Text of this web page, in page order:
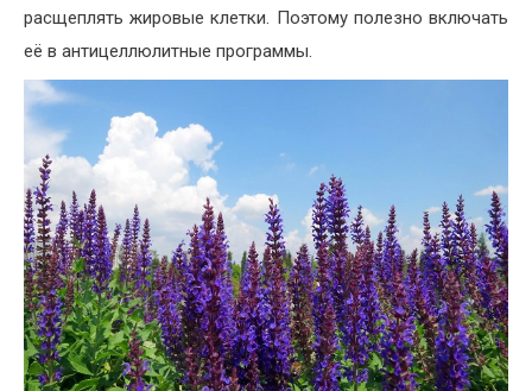
расщеплять жировые клетки. Поэтому полезно включать
её в антицеллюлитные программы.